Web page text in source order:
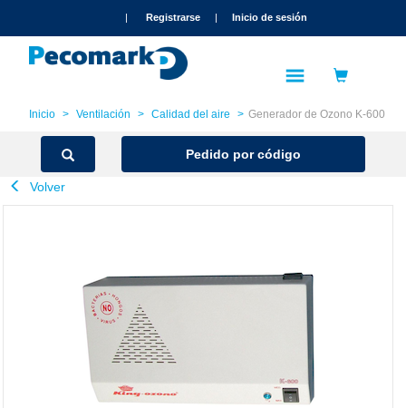
| Registrarse | Inicio de sesión
Inicio Ventilación Calidad del aire Generador de Ozono K-600
Pedido por código
Volver